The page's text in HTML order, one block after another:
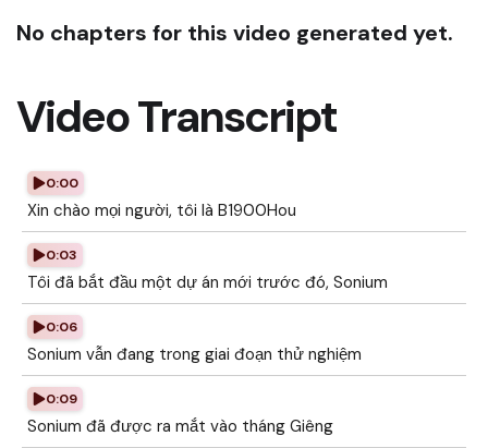
No chapters for this video generated yet.
Video Transcript
0:00
Xin chào mọi người, tôi là B1900Hou
0:03
Tôi đã bắt đầu một dự án mới trước đó, Sonium
0:06
Sonium vẫn đang trong giai đoạn thử nghiệm
0:09
Sonium đã được ra mắt vào tháng Giêng